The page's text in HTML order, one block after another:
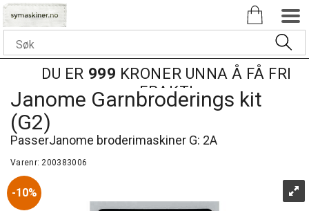
DU ER 999 KRONER UNNA Å FÅ FRI
FRAKT!
Janome Garnbroderings kit
(G2)
PasserJanome broderimaskiner G: 2A
Varenr:200383006
10%